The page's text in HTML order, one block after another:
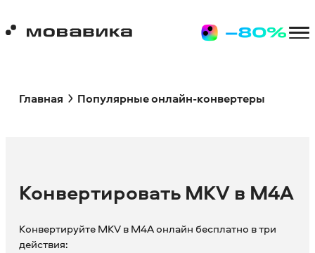
Главная Популярные онлайн-конвертеры
Конвертировать MKV в M4A
Конвертируйте MKV в M4A онлайн бесплатно в три
действия: